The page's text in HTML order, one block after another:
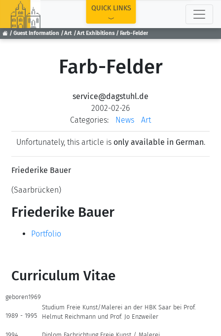
Guest Information Art Art Exhibitions Farb-Felder
QUICK LINKS
Farb-Felder
service@dagstuhl.de
2002-02-26
Categories:
News Art
Unfortunately, this article is only available in German.
Friederike Bauer
(Saarbrücken)
Friederike Bauer
Portfolio
Curriculum Vitae
geboren1969
1989 - 1995
Studium Freie Kunst/Malerei an der HBK Saar bei Prof.
Helmut Reichmann und Prof. Jo Enzweiler